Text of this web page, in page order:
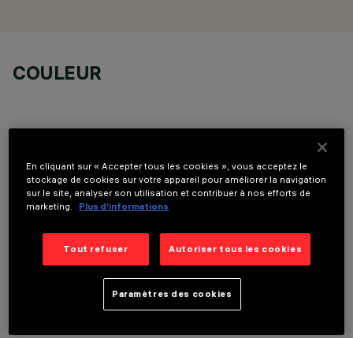
COULEUR
COMPOSANTS OPTIONNELS
DONNÉES TECHNIQUES
En cliquant sur « Accepter tous les cookies », vous acceptez le
stockage de cookies sur votre appareil pour améliorer la navigation
sur le site, analyser son utilisation et contribuer à nos efforts de
marketing.
Plus d’informations
Tout refuser Autoriser tous les cookies
Paramètres des cookies